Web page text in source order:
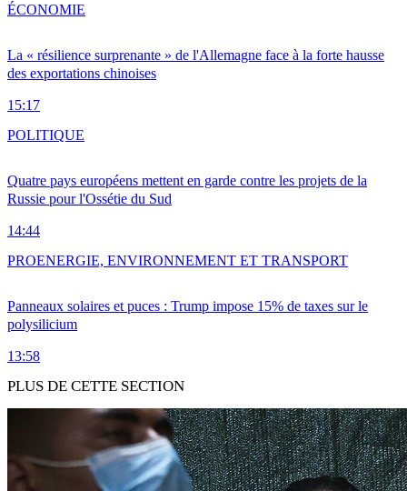
La « résilience surprenante » de l'Allemagne face à la forte hausse
des exportations chinoises
15:17
ÉCONOMIE
Quatre pays européens mettent en garde contre les projets de la
Russie pour l'Ossétie du Sud
14:44
POLITIQUE
Panneaux solaires et puces : Trump impose 15% de taxes sur le
polysilicium
13:58
PROENERGIE, ENVIRONNEMENT ET TRANSPORT
PLUS DE CETTE SECTION